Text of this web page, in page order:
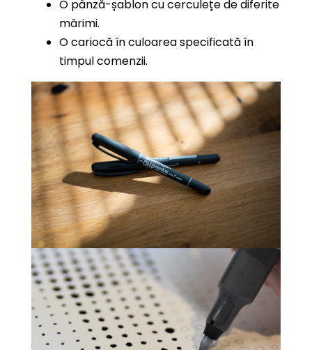
O pânză-șablon cu cerculețe de diferite
mărimi.
O cariocă în culoarea specificată în
timpul comenzii.